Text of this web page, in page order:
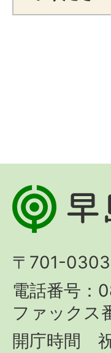
早
島
Hayashima
Town
〒701-
電話番号：
ファック
開庁時間